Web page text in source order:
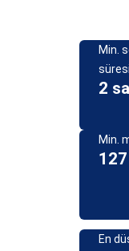
Min.
süresi
2
Min.
En